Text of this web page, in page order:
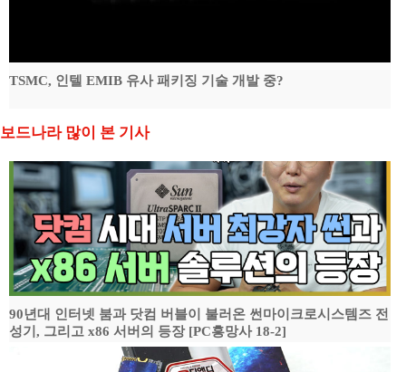
TSMC, 인텔 EMIB 유사 패키징 기술 개발 중?
보드나라 많이 본 기사
90년대 인터넷 붐과 닷컴 버블이 불러온 썬마이크로시스템즈 전
성기, 그리고 x86 서버의 등장 [PC흥망사 18-2]